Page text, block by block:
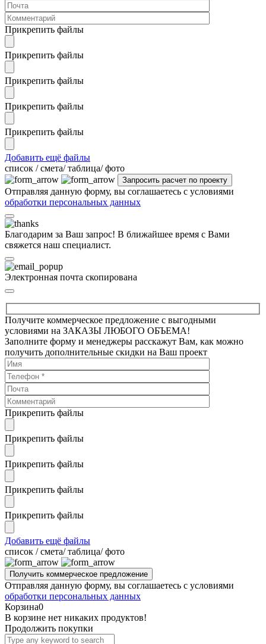
Прикрепить файлы
Прикрепить файлы
Прикрепить файлы
Прикрепить файлы
Прикрепить файлы
Добавить ещё файлы
cписок / смета/ таблица/ фото
Отправляя данную форму, вы соглашаетесь с условиями
обработки персональных данных
Благодарим за Ваш запрос! В ближайшее время с Вами
свяжется наш специалист.
Электронная почта скопирована
Получите коммерческое предложение с выгодными
условиями на ЗАКАЗЫ ЛЮБОГО ОБЪЕМА!
Заполните форму и менеджеры расскажут Вам, как можно
получить дополнительные скидки на Ваш проект
Прикрепить файлы
Прикрепить файлы
Прикрепить файлы
Прикрепить файлы
Прикрепить файлы
Добавить ещё файлы
cписок / смета/ таблица/ фото
Отправляя данную форму, вы соглашаетесь с условиями
обработки персональных данных
Корзина0
В корзине нет никаких продуктов!
Продолжить покупки